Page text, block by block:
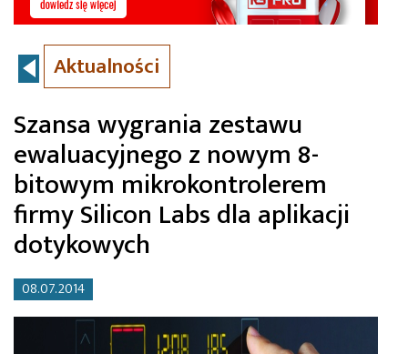
Aktualności
Szansa wygrania zestawu
ewaluacyjnego z nowym 8-
bitowym mikrokontrolerem
firmy Silicon Labs dla aplikacji
dotykowych
08.07.2014